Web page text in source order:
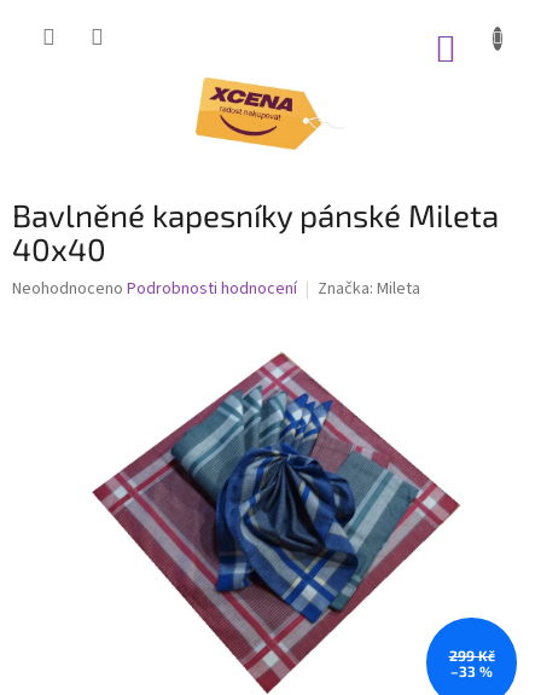
Bavlněné kapesníky pánské Mileta
40x40
Průměrné
Neohodnoceno Podrobnosti hodnocení Značka: Mileta
299 Kč
–33 %